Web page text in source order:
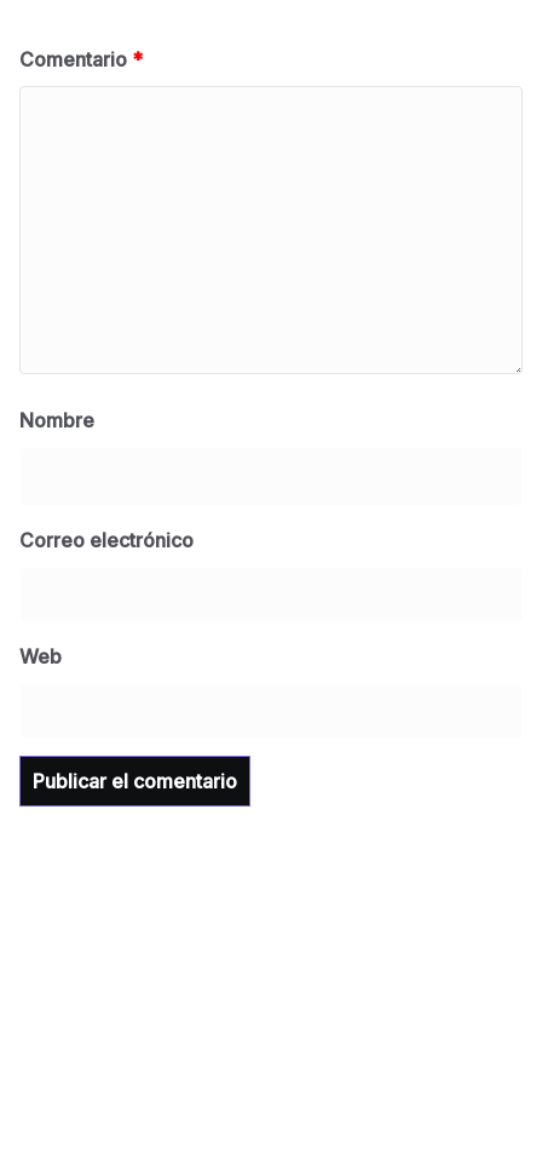
Comentario *
Nombre
Correo electrónico
Web
para la Universidad y para el municipio